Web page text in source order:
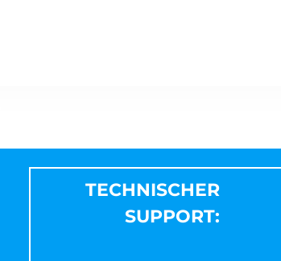
TECHNISCHER
SUPPORT: